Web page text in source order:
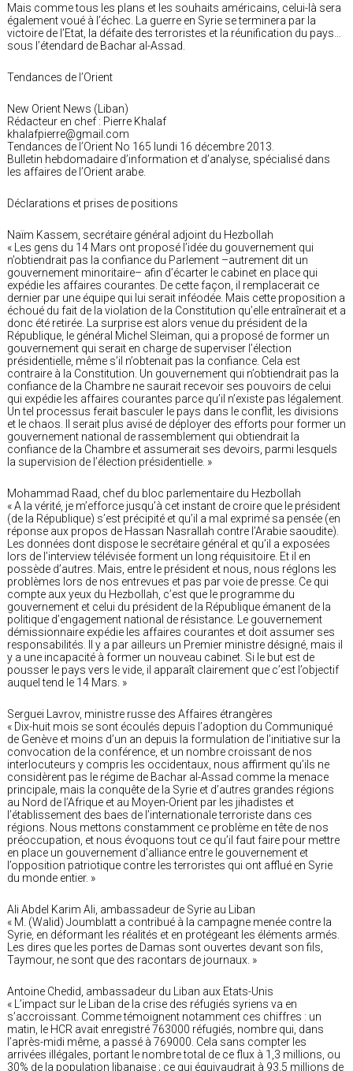
Mais comme tous les plans et les souhaits américains, celui-là sera
également voué à l’échec. La guerre en Syrie se terminera par la
victoire de l’Etat, la défaite des terroristes et la réunification du pays…
sous l’étendard de Bachar al-Assad.
Tendances de l’Orient
New Orient News (Liban)
Rédacteur en chef : Pierre Khalaf
khalafpierre@gmail.com
Tendances de l’Orient No 165 lundi 16 décembre 2013.
Bulletin hebdomadaire d’information et d’analyse, spécialisé dans
les affaires de l’Orient arabe.
Déclarations et prises de positions
Naïm Kassem, secrétaire général adjoint du Hezbollah
« Les gens du 14 Mars ont proposé l’idée du gouvernement qui
n’obtiendrait pas la confiance du Parlement –autrement dit un
gouvernement minoritaire– afin d’écarter le cabinet en place qui
expédie les affaires courantes. De cette façon, il remplacerait ce
dernier par une équipe qui lui serait inféodée. Mais cette proposition a
échoué du fait de la violation de la Constitution qu’elle entraînerait et a
donc été retirée. La surprise est alors venue du président de la
République, le général Michel Sleiman, qui a proposé de former un
gouvernement qui serait en charge de superviser l’élection
présidentielle, même s’il n’obtenait pas la confiance. Cela est
contraire à la Constitution. Un gouvernement qui n’obtiendrait pas la
confiance de la Chambre ne saurait recevoir ses pouvoirs de celui
qui expédie les affaires courantes parce qu’il n’existe pas légalement.
Un tel processus ferait basculer le pays dans le conflit, les divisions
et le chaos. Il serait plus avisé de déployer des efforts pour former un
gouvernement national de rassemblement qui obtiendrait la
confiance de la Chambre et assumerait ses devoirs, parmi lesquels
la supervision de l’élection présidentielle. »
Mohammad Raad, chef du bloc parlementaire du Hezbollah
« A la vérité, je m’efforce jusqu’à cet instant de croire que le président
(de la République) s’est précipité et qu’il a mal exprimé sa pensée (en
réponse aux propos de Hassan Nasrallah contre l’Arabie saoudite).
Les données dont dispose le secrétaire général et qu’il a exposées
lors de l’interview télévisée forment un long réquisitoire. Et il en
possède d’autres. Mais, entre le président et nous, nous réglons les
problèmes lors de nos entrevues et pas par voie de presse. Ce qui
compte aux yeux du Hezbollah, c’est que le programme du
gouvernement et celui du président de la République émanent de la
politique d’engagement national de résistance. Le gouvernement
démissionnaire expédie les affaires courantes et doit assumer ses
responsabilités. Il y a par ailleurs un Premier ministre désigné, mais il
y a une incapacité à former un nouveau cabinet. Si le but est de
pousser le pays vers le vide, il apparaît clairement que c’est l’objectif
auquel tend le 14 Mars. »
Serguei Lavrov, ministre russe des Affaires étrangères
« Dix-huit mois se sont écoulés depuis l’adoption du Communiqué
de Genève et moins d’un an depuis la formulation de l’initiative sur la
convocation de la conférence, et un nombre croissant de nos
interlocuteurs y compris les occidentaux, nous affirment qu’ils ne
considèrent pas le régime de Bachar al-Assad comme la menace
principale, mais la conquête de la Syrie et d’autres grandes régions
au Nord de l’Afrique et au Moyen-Orient par les jihadistes et
l’établissement des baes de l’internationale terroriste dans ces
régions. Nous mettons constamment ce problème en tête de nos
préoccupation, et nous évoquons tout ce qu’il faut faire pour mettre
en place un gouvernement d’alliance entre le gouvernement et
l’opposition patriotique contre les terroristes qui ont afflué en Syrie
du monde entier. »
Ali Abdel Karim Ali, ambassadeur de Syrie au Liban
« M. (Walid) Joumblatt a contribué à la campagne menée contre la
Syrie, en déformant les réalités et en protégeant les éléments armés.
Les dires que les portes de Damas sont ouvertes devant son fils,
Taymour, ne sont que des racontars de journaux. »
Antoine Chedid, ambassadeur du Liban aux Etats-Unis
« L’impact sur le Liban de la crise des réfugiés syriens va en
s’accroissant. Comme témoignent notamment ces chiffres : un
matin, le HCR avait enregistré 763000 réfugiés, nombre qui, dans
l’après-midi même, a passé à 769000. Cela sans compter les
arrivées illégales, portant le nombre total de ce flux à 1,3 millions, ou
30% de la population libanaise ; ce qui équivaudrait à 93,5 millions de